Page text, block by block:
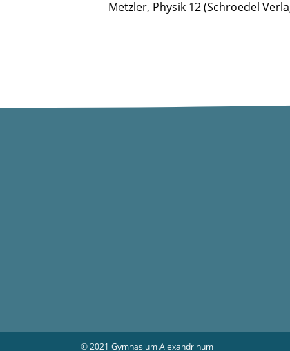
Metzler, Physik 12 (Schroedel
© 2021 Gymnasium Alexandrinum